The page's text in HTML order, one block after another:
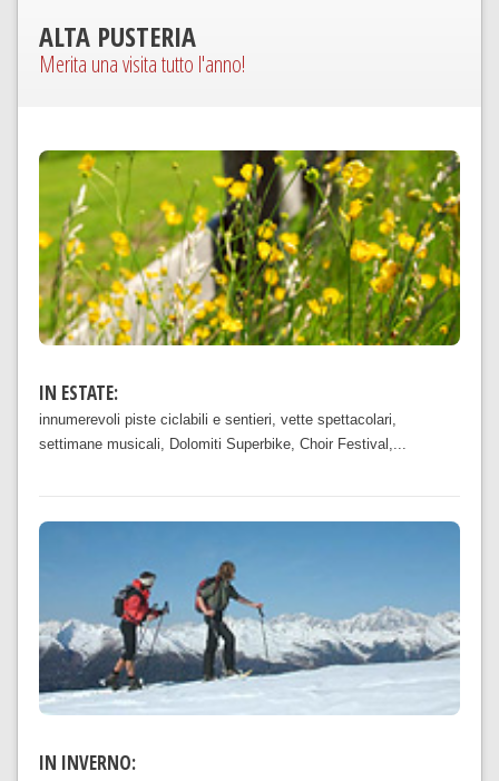
ALTA PUSTERIA
Merita una visita tutto l'anno!
IN ESTATE:
innumerevoli piste ciclabili e sentieri, vette spettacolari,
settimane musicali, Dolomiti Superbike, Choir Festival,...
IN INVERNO: